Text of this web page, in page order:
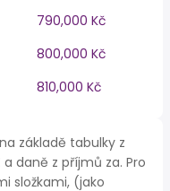
790,000 Kč
800,000 Kč
810,000 Kč
základě tabulky z
daně z příjmů za. Pro
složkami, (jako